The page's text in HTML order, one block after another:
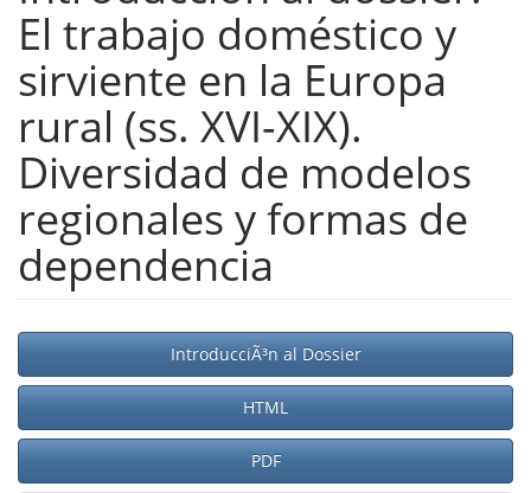
El trabajo doméstico y
sirviente en la Europa
rural (ss. XVI-XIX).
Diversidad de modelos
regionales y formas de
dependencia
Barra
lateral
del
artículo
IntroducciÃ³n al Dossier
HTML
PDF